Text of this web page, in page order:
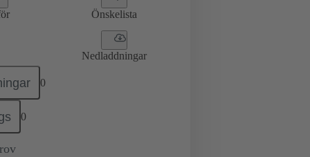
Önskelista
Nedladdningar
0
0